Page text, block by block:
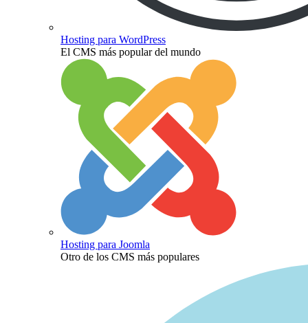
Hosting para WordPress
El CMS más popular del mundo
Hosting para Joomla
Otro de los CMS más populares